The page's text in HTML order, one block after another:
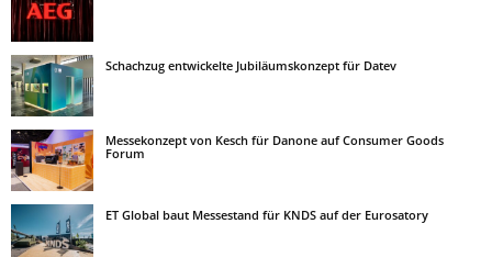
Schachzug entwickelte Jubiläumskonzept für Datev
Messekonzept von Kesch für Danone auf Consumer Goods
Forum
ET Global baut Messestand für KNDS auf der Eurosatory